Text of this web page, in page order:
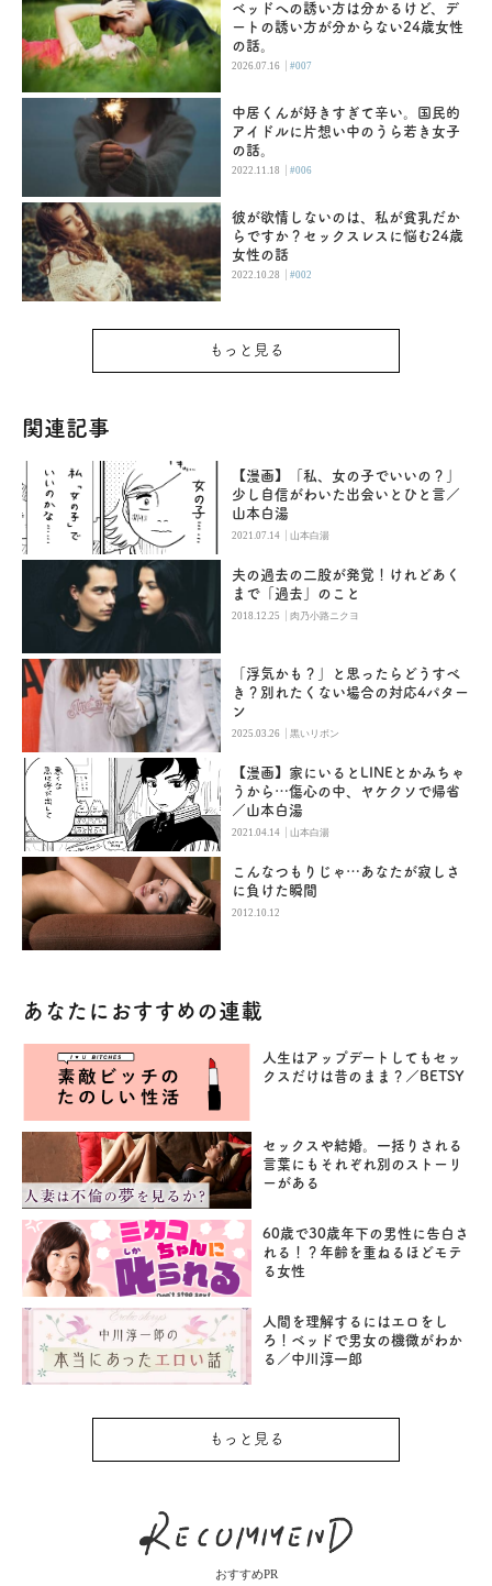
ベッドへの誘い方は分かるけど、デ
ートの誘い方が分からない24歳女性
の話。
2026.07.16 |#007
中居くんが好きすぎて辛い。国民的
アイドルに片想い中のうら若き女子
の話。
2022.11.18 |#006
彼が欲情しないのは、私が貧乳だか
らですか？セックスレスに悩む24歳
女性の話
2022.10.28 |#002
もっと見る
関連記事
【漫画】「私、女の子でいいの？」
少し自信がわいた出会いとひと言／
山本白湯
2021.07.14 |山本白湯
夫の過去の二股が発覚！けれどあく
まで「過去」のこと
2018.12.25 |肉乃小路ニクヨ
「浮気かも？」と思ったらどうすべ
き？別れたくない場合の対応4パター
ン
2025.03.26 |黒いリボン
【漫画】家にいるとLINEとかみちゃ
うから…傷心の中、ヤケクソで帰省
／山本白湯
2021.04.14 |山本白湯
こんなつもりじゃ…あなたが寂しさ
に負けた瞬間
2012.10.12
あなたにおすすめの連載
人生はアップデートしてもセッ
クスだけは昔のまま？／BETSY
セックスや結婚。一括りされる
言葉にもそれぞれ別のストーリ
ーがある
60歳で30歳年下の男性に告白さ
れる！？年齢を重ねるほどモテ
る女性
人間を理解するにはエロをし
ろ！ベッドで男女の機微がわか
る／中川淳一郎
もっと見る
おすすめPR